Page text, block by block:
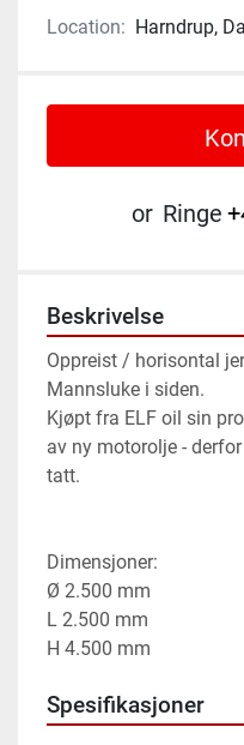
Location: Harndrup,
or Ringe
Beskrivelse
Oppreist / horisontal
Mannsluke i siden.
Kjøpt fra ELF oil sin
av ny motorolje -
tatt.
Dimensjoner:
Ø 2.500 mm
L 2.500 mm
H 4.500 mm
Spesifikasjoner